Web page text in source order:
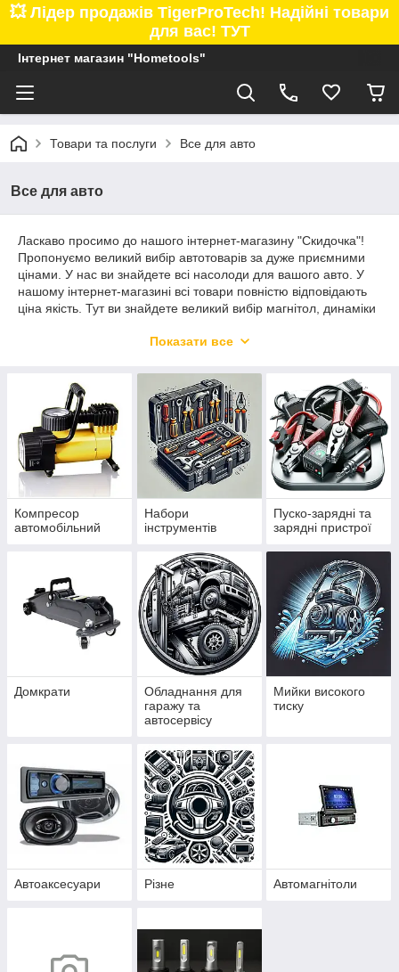
💥 Лідер продажів TigerProTech! Надійні товари
для вас! ТУТ
Інтернет магазин "Hometools"
Товари та послуги Все для авто
Все для авто
Ласкаво просимо до нашого інтернет-магазину "Скидочка"!
Пропонуємо великий вибір автотоварів за дуже приємними
цінами. У нас ви знайдете всі насолоди для вашого авто. У
нашому інтернет-магазині всі товари повністю відповідають
ціна якість. Тут ви знайдете великий вибір магнітол, динаміки
багато різних автоаксесуарів.Показати все
Компресор
автомобільний
Набори
інструментів
Пуско-зарядні та
зарядні пристрої
Домкрати
Обладнання для
гаражу та
автосервісу
Мийки високого
тиску
Автоаксесуари Різне Автомагнітоли